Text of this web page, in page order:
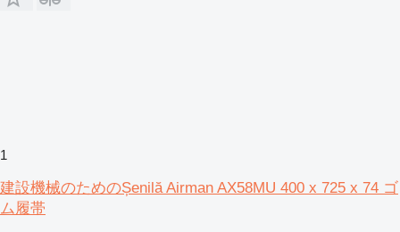
1
建設機械のためのȘenilă Airman AX58MU 400 x 725 x 74 ゴ
ム履帯